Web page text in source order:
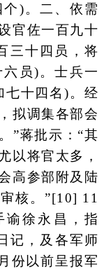
)。二、依需
官佐一百九十
三十四员，将
员)。士兵一
七十四名)。经
拟调集各部会
”蒋批示：“其
以将官太多，
高参部附及陆
核。”[10] 11
谕徐永昌，指
记，及各军师
份以前呈报军